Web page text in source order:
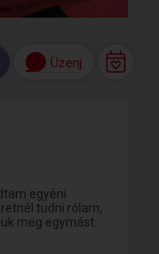
Üzenj
egyéni
tudni rólam,
meg egymást.